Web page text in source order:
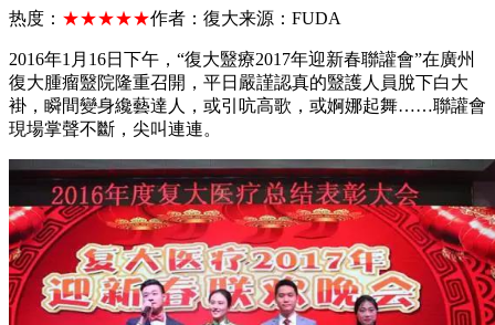
热度： ★★★★★作者： 復大来源： FUDA
2016年1月16日下午，“復大毉療2017年迎新春聯讙會”在廣州
復大腫瘤毉院隆重召開，平日嚴謹認真的毉護人員脫下白大
褂，瞬間變身纔藝達人，或引吭高歌，或婀娜起舞……聯讙會
現場掌聲不斷，尖叫連連。